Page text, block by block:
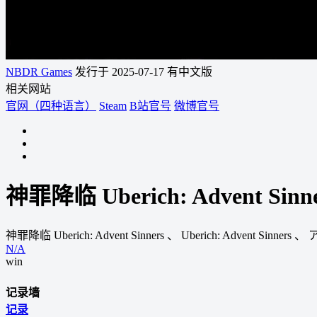
NBDR Games 发行于 2025-07-17 有中文版
相关网站
官网（四种语言）
Steam B站官号 微博官号
神罪降临 Uberich: Advent
神罪降临 Uberich: Advent Sinners 、 Uberich: Advent Sinners 、
N/A
win
记录墙
记录